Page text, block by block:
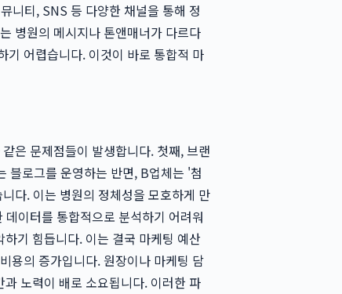
니티, SNS 등 다양한 채널을 통해 정
병원의 메시지나 톤앤매너가 다르다
기 어렵습니다. 이것이 바로 통합적 마
은 문제점들이 발생합니다. 첫째, 브랜
블로그를 운영하는 반면, B업체는 '첨
다. 이는 병원의 정체성을 모호하게 만
이터를 통합적으로 분석하기 어려워
기 힘듭니다. 이는 결국 마케팅 예산
용의 증가입니다. 원장이나 마케팅 담
노력이 배로 소요됩니다. 이러한 파